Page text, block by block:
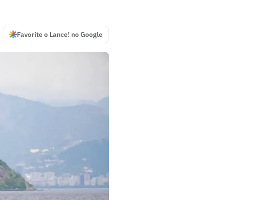
Favorite o Lance! no Google